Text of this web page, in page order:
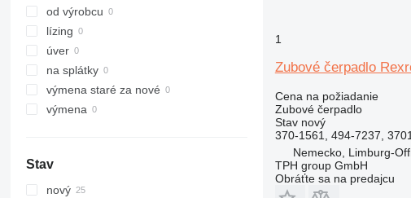
od výrobcu
lízing
úver
na splátky
výmena staré za nové
výmena
Stav
nový
1
Zubové čerpadlo
Cena na požiadanie
Zubové čerpadlo
Stavnový
370-1561, 494-7237,
Nemecko, Limburg-
TPH group GmbH
Obráťte sa na predajcu